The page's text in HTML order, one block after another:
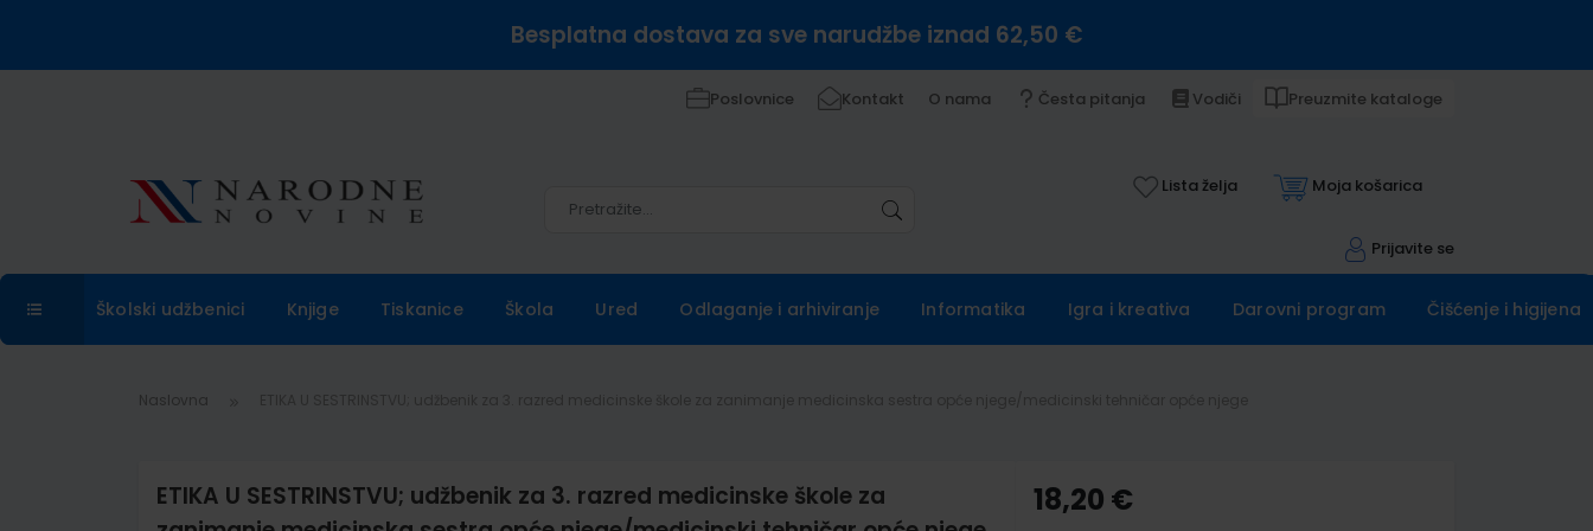
Besplatna dostava za sve narudžbe iznad 62,50 €
Poslovnice Kontakt O nama Česta pitanja Vodiči Preuzmite kataloge
Lista želja Moja košarica
Prijavite se
Školski udžbenici Knjige Tiskanice Škola Ured Odlaganje i arhiviranje Informatika Igra i kreativa Darovni program Čišćenje i higijena
Naslovna
ETIKA U SESTRINSTVU; udžbenik za 3. razred medicinske škole za
18,20 €